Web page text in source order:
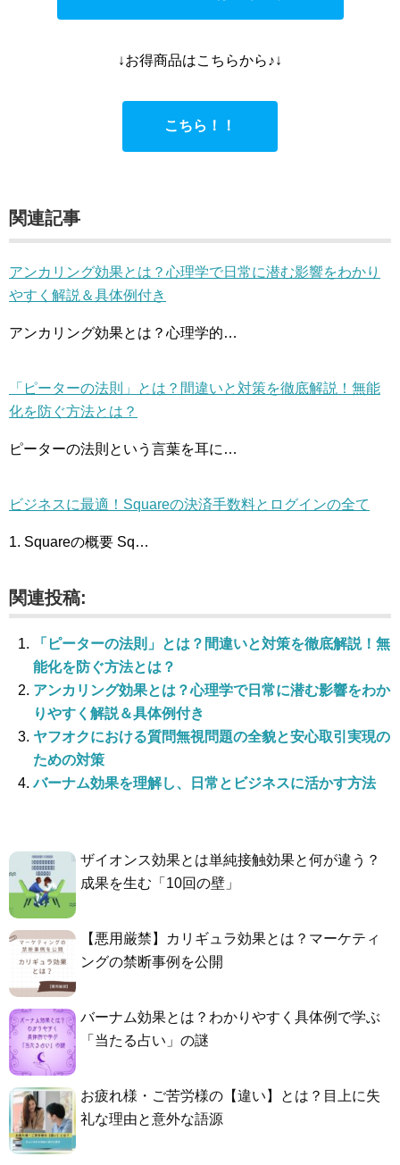
↓お得商品はこちらから♪↓
こちら！！
関連記事
アンカリング効果とは？心理学で日常に潜む影響をわかり
やすく解説＆具体例付き
アンカリング効果とは？心理学的…
「ピーターの法則」とは？間違いと対策を徹底解説！無能
化を防ぐ方法とは？
ピーターの法則という言葉を耳に…
ビジネスに最適！Squareの決済手数料とログインの全て
1. Squareの概要 Sq…
関連投稿:
「ピーターの法則」とは？間違いと対策を徹底解説！無
能化を防ぐ方法とは？
アンカリング効果とは？心理学で日常に潜む影響をわか
りやすく解説＆具体例付き
ヤフオクにおける質問無視問題の全貌と安心取引実現の
ための対策
バーナム効果を理解し、日常とビジネスに活かす方法
ザイオンス効果とは単純接触効果と何が違う？
成果を生む「10回の壁」
【悪用厳禁】カリギュラ効果とは？マーケティ
ングの禁断事例を公開
バーナム効果とは？わかりやすく具体例で学ぶ
「当たる占い」の謎
お疲れ様・ご苦労様の【違い】とは？目上に失
礼な理由と意外な語源